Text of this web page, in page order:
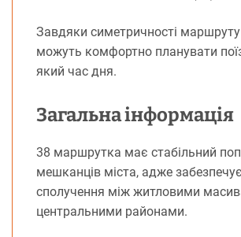
Завдяки симетричності
можуть комфортно планувати
який час дня.
Загальна інформація
38 маршрутка має стабільний
мешканців міста, адже
сполучення між житловими
центральними районами.